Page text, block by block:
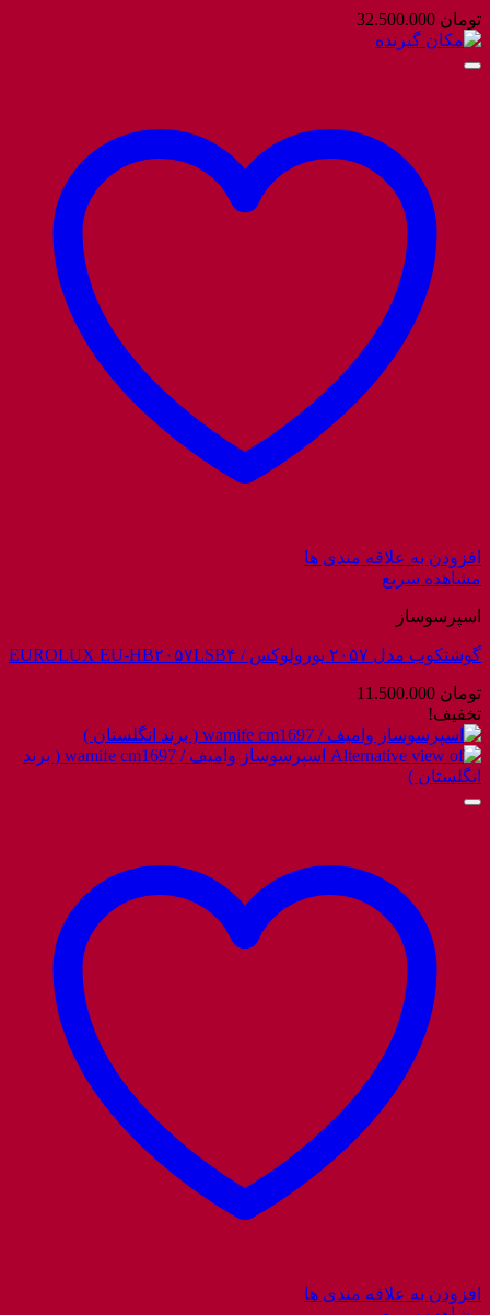
تومان
افزودن به علاقه مندی ها
مشاهده سریع
اسپرسوساز
گوشتکوب مدل ۲۰۵۷ یورولوکس / EUROLUX EU-HB۲۰۵۷LSB۴
تومان
تخفیف!
افزودن به علاقه مندی ها